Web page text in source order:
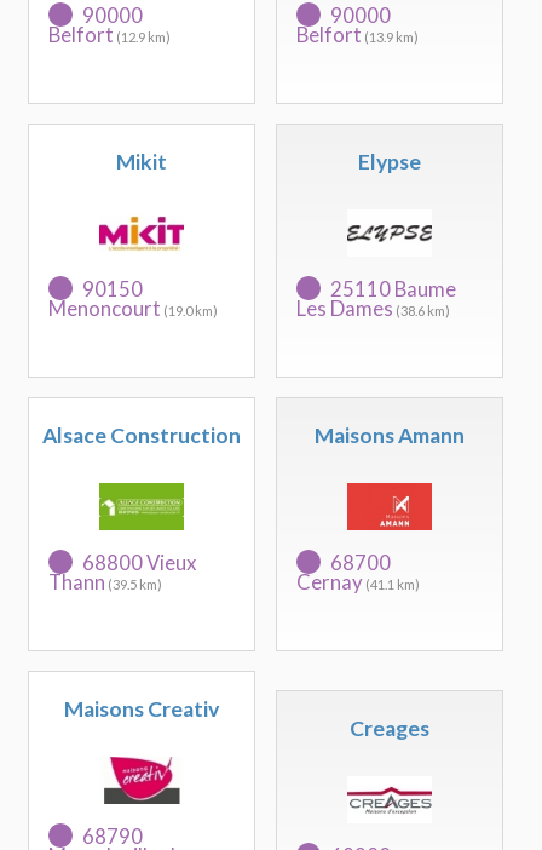
90000
Belfort (12.9 km)
90000
Belfort (13.9 km)
Mikit
90150
Menoncourt (19.0 km)
Elypse
25110 Baume
Les Dames (38.6 km)
Alsace Construction
68800 Vieux
Thann (39.5 km)
Maisons Amann
68700
Cernay (41.1 km)
Maisons Creativ
68790
Creages